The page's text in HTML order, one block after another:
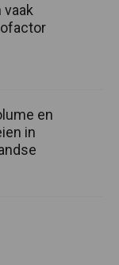
vaak
en
in